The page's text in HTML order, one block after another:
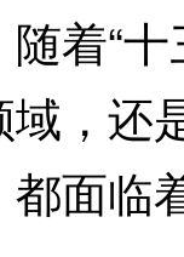
着“
，还
面临